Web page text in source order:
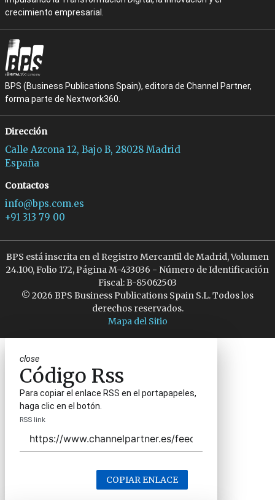
crecimiento empresarial.
BPS (Business Publications Spain), editora de Channel Partner,
forma parte de Nextwork360.
Dirección
Calle Azcona 12, Bajo B, 28028 Madrid
España
Contactos
info@bps.com.es
+91 313 79 00
BPS está inscrita en el Registro Mercantil de Madrid, Volumen
24.100, Folio 172, Página M-433036 - Número de Identificación
Fiscal: B-85062503
© 2026 BPS Business Publications Spain S.L. Todos los
derechos reservados.
Mapa del Sitio
close
Código Rss
Para copiar el enlace RSS en el portapapeles,
haga clic en el botón.
RSS link
COPIAR ENLACE